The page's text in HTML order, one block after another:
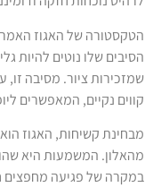
של האגוז
שלו נוטים להיות
ציור. מסיבה זו,
נקיים, המאפשרים
קשיחות, האגוז הוא
המשמעות היא שהוא
של פגיעה מחפצים